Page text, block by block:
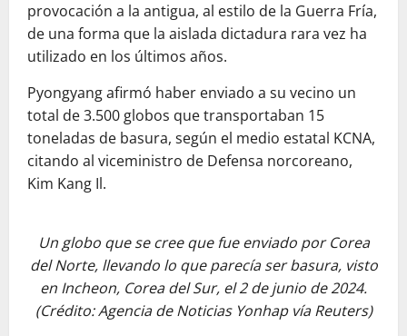
provocación a la antigua, al estilo de la Guerra Fría,
de una forma que la aislada dictadura rara vez ha
utilizado en los últimos años.
Pyongyang afirmó haber enviado a su vecino un
total de 3.500 globos que transportaban 15
toneladas de basura, según el medio estatal KCNA,
citando al viceministro de Defensa norcoreano,
Kim Kang Il.
Un globo que se cree que fue enviado por Corea
del Norte, llevando lo que parecía ser basura, visto
en Incheon, Corea del Sur, el 2 de junio de 2024.
(Crédito: Agencia de Noticias Yonhap vía Reuters)